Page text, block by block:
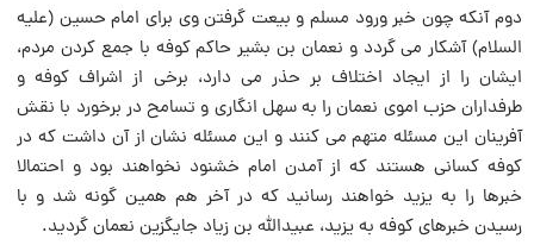
دوم آنکه چون خبر ورود مسلم و بیعت گرفتن وی برای امام حسین (علیه
السلام) آشکار می گردد و نعمان بن بشیر حاکم کوفه با جمع کردن مردم،
ایشان را از ایجاد اختلاف بر حذر می دارد، برخی از اشراف کوفه و
طرفداران حزب اموی نعمان را به سهل انگاری و تسامح در برخورد با نقش
آفرینان این مسئله متهم می کنند و این مسئله نشان از آن داشت که در
کوفه کسانی هستند که از آمدن امام خشنود نخواهند بود و احتمالا
خبرها را به یزید خواهند رسانید که در آخر هم همین گونه شد و با
رسیدن خبرهای کوفه به یزید، عبیدالله بن زیاد جایگزین نعمان گردید.